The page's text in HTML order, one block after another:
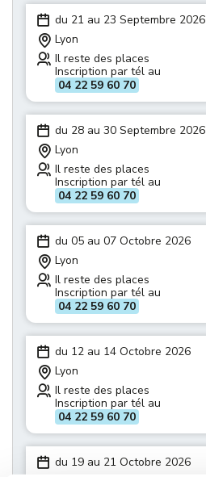
du 21 au 23 Septembre 2026
Lyon
Il reste des places
Inscription par tél au
04 22 59 60 70
du 28 au 30 Septembre 2026
Lyon
Il reste des places
Inscription par tél au
04 22 59 60 70
du 05 au 07 Octobre 2026
Lyon
Il reste des places
Inscription par tél au
04 22 59 60 70
du 12 au 14 Octobre 2026
Lyon
Il reste des places
Inscription par tél au
04 22 59 60 70
du 19 au 21 Octobre 2026